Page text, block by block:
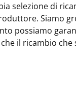
selezione di
Siamo
possiamo
il ricambio